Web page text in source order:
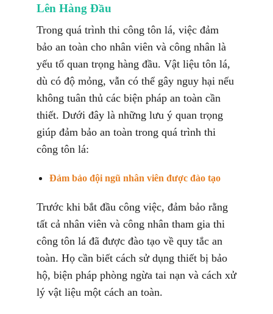
Lên Hàng Đầu
Trong quá trình thi công tôn lá, việc đảm
bảo an toàn cho nhân viên và công nhân là
yếu tố quan trọng hàng đầu. Vật liệu tôn lá,
dù có độ mỏng, vẫn có thể gây nguy hại nếu
không tuân thủ các biện pháp an toàn cần
thiết. Dưới đây là những lưu ý quan trọng
giúp đảm bảo an toàn trong quá trình thi
công tôn lá:
Đảm bảo đội ngũ nhân viên được đào tạo
Trước khi bắt đầu công việc, đảm bảo rằng
tất cả nhân viên và công nhân tham gia thi
công tôn lá đã được đào tạo về quy tắc an
toàn. Họ cần biết cách sử dụng thiết bị bảo
hộ, biện pháp phòng ngừa tai nạn và cách xử
lý vật liệu một cách an toàn.